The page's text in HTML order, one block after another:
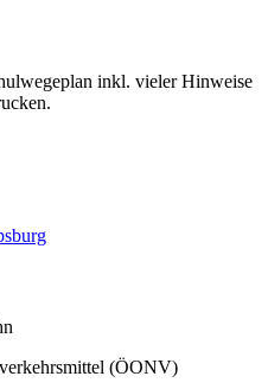
inkl. vieler Hinweise